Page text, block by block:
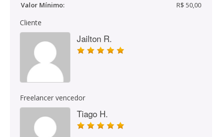
Valor Mínimo:
R$ 50,00
Cliente
Jailton R.
Freelancer vencedor
Tiago H.